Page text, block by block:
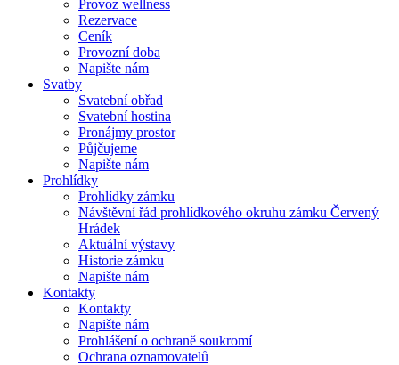
Provoz wellness
Rezervace
Ceník
Provozní doba
Napište nám
Svatby
Svatební obřad
Svatební hostina
Pronájmy prostor
Půjčujeme
Napište nám
Prohlídky
Prohlídky zámku
Návštěvní řád prohlídkového okruhu zámku Červený
Hrádek
Aktuální výstavy
Historie zámku
Napište nám
Kontakty
Kontakty
Napište nám
Prohlášení o ochraně soukromí
Ochrana oznamovatelů